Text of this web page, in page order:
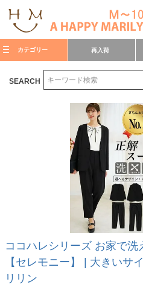
カテゴリー 再入荷
SEARCH
ココハレシリーズ お家で洗
【セレモニー】 | 大きいサ
リリン